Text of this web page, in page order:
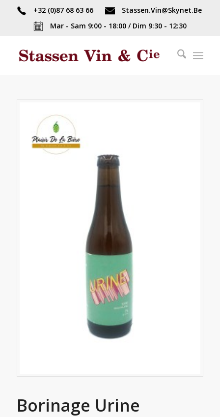
+32 (0)87 68 63 66
Stassen.Vin@Skynet.Be
Mar - Sam 9:00 - 18:00 / Dim 9:30 - 12:30
Borinage Urine